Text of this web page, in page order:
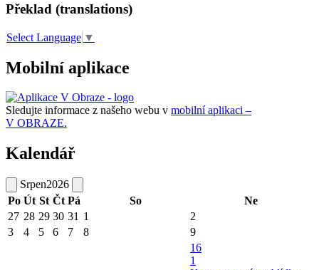
Překlad (translations)
Select Language ▼
Mobilní aplikace
Sledujte informace z našeho webu v mobilní aplikaci –
V OBRAZE.
Kalendář
Srpen2026
Po Út St Čt Pá So
Ne
27 28 29 30 31 1
2
3
4 5 6 7 8 9
16
1